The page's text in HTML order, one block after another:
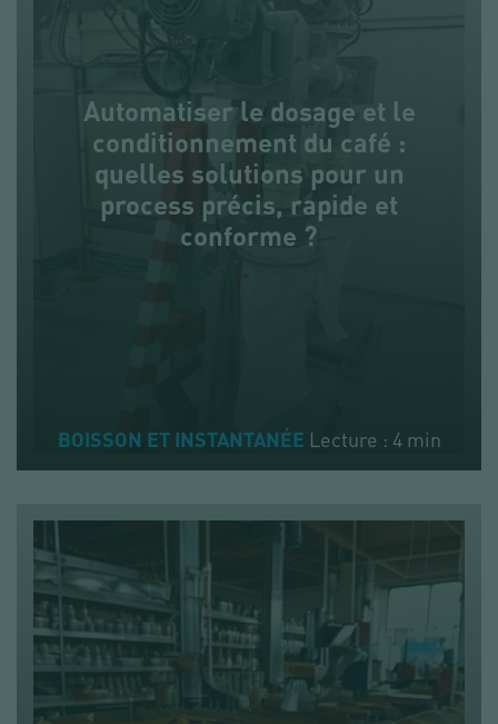
Automatiser le dosage et le
conditionnement du café :
quelles solutions pour un
process précis, rapide et
conforme ?
BOISSON ET INSTANTANÉE Lecture : 4 min